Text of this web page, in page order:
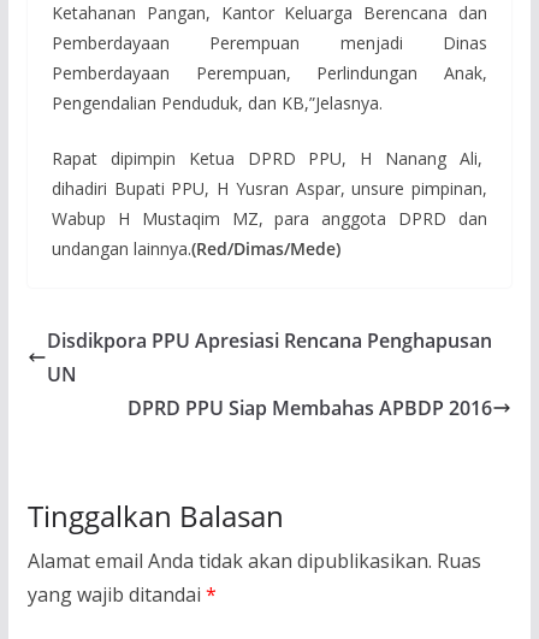
Ketahanan Pangan, Kantor Keluarga Berencana dan
Pemberdayaan Perempuan menjadi Dinas
Pemberdayaan Perempuan, Perlindungan Anak,
Pengendalian Penduduk, dan KB,”Jelasnya.
Rapat dipimpin Ketua DPRD PPU, H Nanang Ali,
dihadiri Bupati PPU, H Yusran Aspar, unsure pimpinan,
Wabup H Mustaqim MZ, para anggota DPRD dan
undangan lainnya.(Red/Dimas/Mede)
Disdikpora PPU Apresiasi Rencana Penghapusan
UN
DPRD PPU Siap Membahas APBDP 2016
Tinggalkan Balasan
Alamat email Anda tidak akan dipublikasikan. Ruas
yang wajib ditandai *